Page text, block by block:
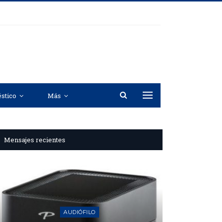
Más
Mensajes recientes
NOTICIAS